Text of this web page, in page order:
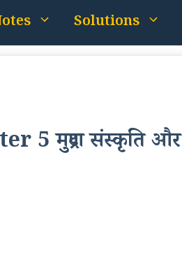
Solutions
5 मुद्रण संस्कृति और